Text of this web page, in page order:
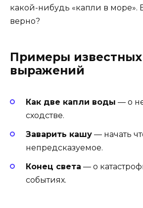
какой-нибудь «капли в море».
верно?
Примеры
выражений
Как две капли воды — о
сходстве.
Заварить кашу — начать
непредсказуемое.
Конец света — о
событиях.